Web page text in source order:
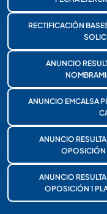
RECTIFICACIÓN
ANUNCIO
ANUNCIO EMCALSA
ANUNCIO
OPOSICIÓN
ANUNCIO
OPOSICIÓN 1